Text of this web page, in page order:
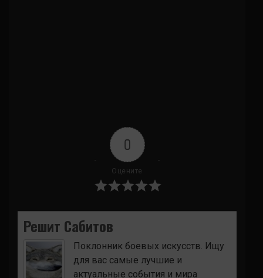
0
Оцените
Решит Сабитов
Поклонник боевых искусств. Ищу
для вас самые лучшие и
актуальные события и мира